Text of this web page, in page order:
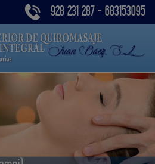
928 231 287 - 683153095